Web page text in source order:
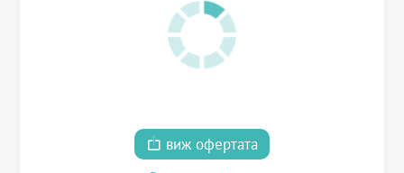
виж офертата